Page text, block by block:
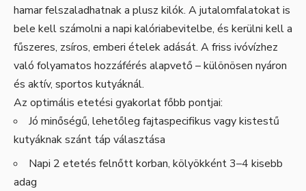
hamar felszaladhatnak a plusz kilók. A jutalomfalatokat is
bele kell számolni a napi kalóriabevitelbe, és kerülni kell a
fűszeres, zsíros, emberi ételek adását. A friss ivóvízhez
való folyamatos hozzáférés alapvető – különösen nyáron
és aktív, sportos kutyáknál.
Az optimális etetési gyakorlat főbb pontjai:
Jó minőségű, lehetőleg fajtaspecifikus vagy kistestű
kutyáknak szánt táp választása
Napi 2 etetés felnőtt korban, kölyökként 3–4 kisebb
adag